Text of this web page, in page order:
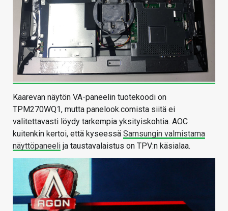
Kaarevan näytön VA-paneelin tuotekoodi on
TPM270WQ1, mutta panelook.comista siitä ei
valitettavasti löydy tarkempia yksityiskohtia. AOC
kuitenkin kertoi, että kyseessä Samsungin valmistama
näyttöpaneeli ja taustavalaistus on TPV:n käsialaa.